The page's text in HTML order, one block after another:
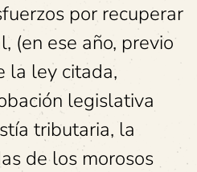
por recuperar
(en ese año, previo
la ley citada,
legislativa
tributaria, la
de los morosos